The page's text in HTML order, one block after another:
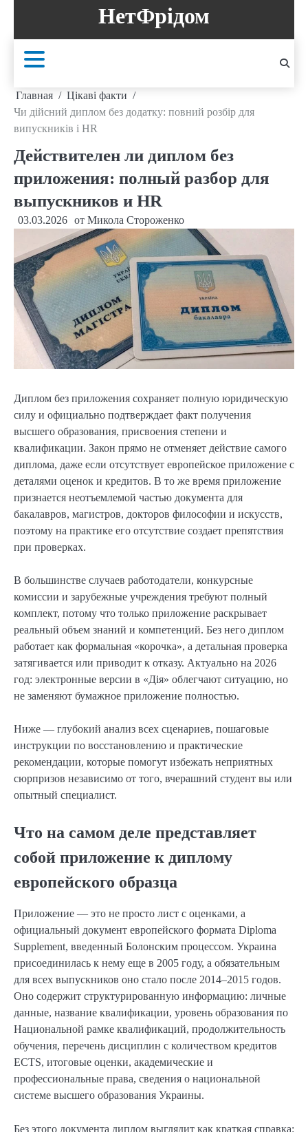
содержанию
НетФрідом
Главная
Цікаві факти
Чи дійсний диплом без додатку: повний розбір для
випускників і HR
Действителен ли диплом без
приложения: полный разбор для
выпускников и HR
03.03.2026 от Микола Стороженко
Диплом без приложения сохраняет полную юридическую
силу и официально подтверждает факт получения
высшего образования, присвоения степени и
квалификации. Закон прямо не отменяет действие самого
диплома, даже если отсутствует европейское приложение с
деталями оценок и кредитов. В то же время приложение
признается неотъемлемой частью документа для
бакалавров, магистров, докторов философии и искусств,
поэтому на практике его отсутствие создает препятствия
при проверках.
В большинстве случаев работодатели, конкурсные
комиссии и зарубежные учреждения требуют полный
комплект, потому что только приложение раскрывает
реальный объем знаний и компетенций. Без него диплом
работает как формальная «корочка», а детальная проверка
затягивается или приводит к отказу. Актуально на 2026
год: электронные версии в «Дія» облегчают ситуацию, но
не заменяют бумажное приложение полностью.
Ниже — глубокий анализ всех сценариев, пошаговые
инструкции по восстановлению и практические
рекомендации, которые помогут избежать неприятных
сюрпризов независимо от того, вчерашний студент вы или
опытный специалист.
Что на самом деле представляет
собой приложение к диплому
европейского образца
Приложение — это не просто лист с оценками, а
официальный документ европейского формата Diploma
Supplement, введенный Болонским процессом. Украина
присоединилась к нему еще в 2005 году, а обязательным
для всех выпускников оно стало после 2014–2015 годов.
Оно содержит структурированную информацию: личные
данные, название квалификации, уровень образования по
Национальной рамке квалификаций, продолжительность
обучения, перечень дисциплин с количеством кредитов
ECTS, итоговые оценки, академические и
профессиональные права, сведения о национальной
системе высшего образования Украины.
Без этого документа диплом выглядит как краткая справка: